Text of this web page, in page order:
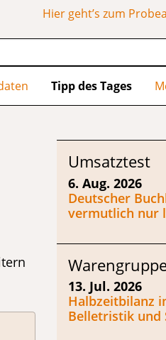
Hier geht’s zum
Tipp des Tages
Umsatztest
6. Aug. 2026
Deutscher
vermutlich nur
13. Jul. 2026
Halbzeitbilanz
Belletristik und